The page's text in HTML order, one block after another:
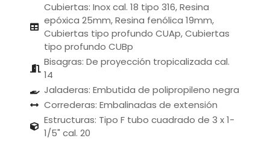
Cubiertas: Inox cal. 18 tipo 316, Resina
epóxica 25mm, Resina fenólica 19mm,
Cubiertas tipo profundo CUAp, Cubiertas
tipo profundo CUBp
Bisagras: De proyección tropicalizada cal.
14
Jaladeras: Embutida de polipropileno negra
Correderas: Embalinadas de extensión
Estructuras: Tipo F tubo cuadrado de 3 x 1-
1/5" cal. 20